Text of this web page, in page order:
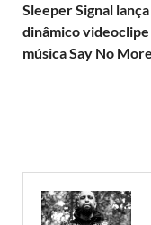
Sleeper Signal lança
dinâmico videoclipe
música Say No More